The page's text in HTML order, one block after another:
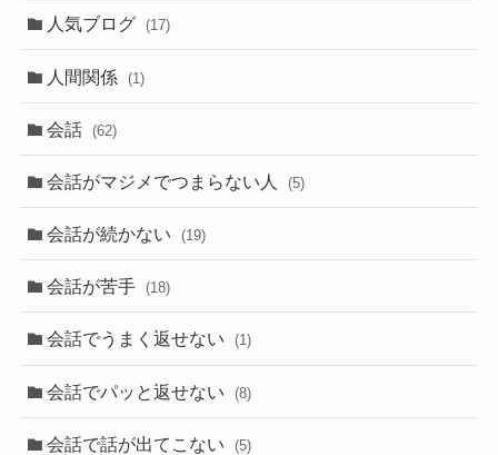
人気ブログ (17)
人間関係 (1)
会話 (62)
会話がマジメでつまらない人 (5)
会話が続かない (19)
会話が苦手 (18)
会話でうまく返せない (1)
会話でパッと返せない (8)
会話で話が出てこない (5)